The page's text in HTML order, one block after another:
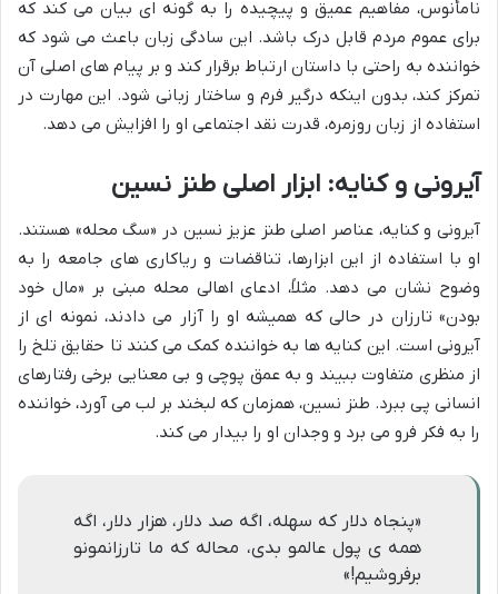
نامأنوس، مفاهیم عمیق و پیچیده را به گونه ای بیان می کند که
برای عموم مردم قابل درک باشد. این سادگی زبان باعث می شود که
خواننده به راحتی با داستان ارتباط برقرار کند و بر پیام های اصلی آن
تمرکز کند، بدون اینکه درگیر فرم و ساختار زبانی شود. این مهارت در
استفاده از زبان روزمره، قدرت نقد اجتماعی او را افزایش می دهد.
آیرونی و کنایه: ابزار اصلی طنز نسین
آیرونی و کنایه، عناصر اصلی طنز عزیز نسین در «سگ محله» هستند.
او با استفاده از این ابزارها، تناقضات و ریاکاری های جامعه را به
وضوح نشان می دهد. مثلاً، ادعای اهالی محله مبنی بر «مال خود
بودن» تارزان در حالی که همیشه او را آزار می دادند، نمونه ای از
آیرونی است. این کنایه ها به خواننده کمک می کنند تا حقایق تلخ را
از منظری متفاوت ببیند و به عمق پوچی و بی معنایی برخی رفتارهای
انسانی پی ببرد. طنز نسین، همزمان که لبخند بر لب می آورد، خواننده
را به فکر فرو می برد و وجدان او را بیدار می کند.
«پنجاه دلار که سهله، اگه صد دلار، هزار دلار، اگه
همه ی پول عالمو بدی، محاله که ما تارزانمونو
برفروشیم!»